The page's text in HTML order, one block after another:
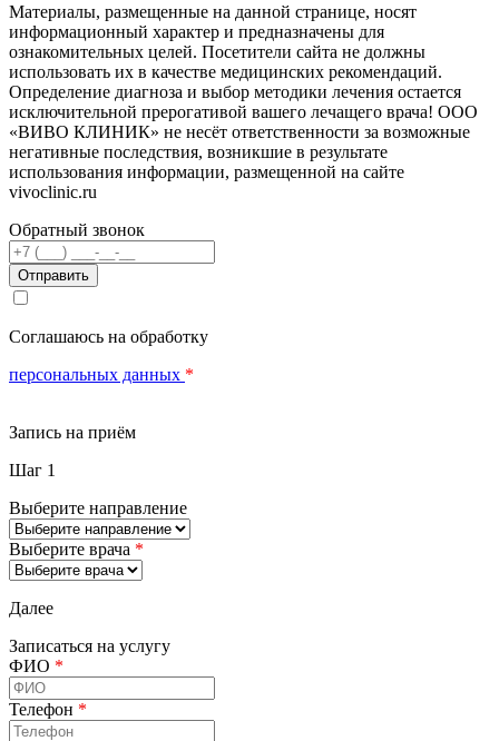
Материалы, размещенные на данной странице, носят
информационный характер и предназначены для
ознакомительных целей. Посетители сайта не должны
использовать их в качестве медицинских рекомендаций.
Определение диагноза и выбор методики лечения остается
исключительной прерогативой вашего лечащего врача! ООО
«ВИВО КЛИНИК» не несёт ответственности за возможные
негативные последствия, возникшие в результате
использования информации, размещенной на сайте
vivoclinic.ru
Обратный звонок
Телефон
Соглашаюсь на обработку
персональных данных *
Запись на приём
Шаг 1
Выберите направление
Выберите врача *
Далее
Записаться на услугу
ФИО *
Телефон *